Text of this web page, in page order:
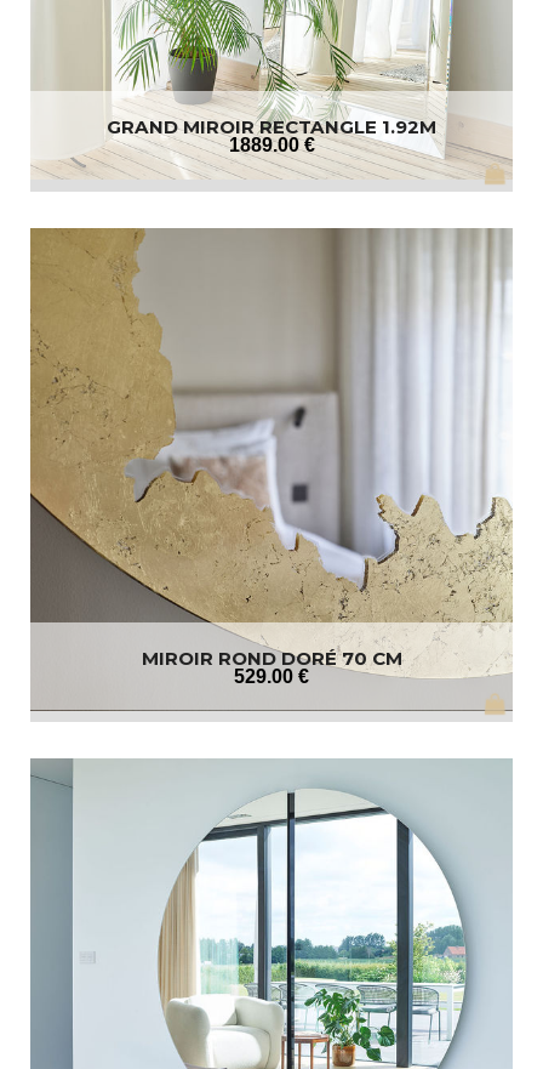
GRAND MIROIR RECTANGLE 1.92M
1889.00 €
MIROIR ROND DORÉ 70 CM
529.00 €